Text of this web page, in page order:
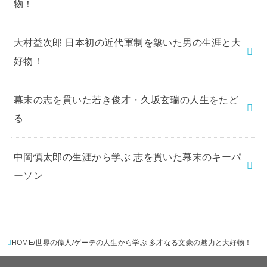
物！
大村益次郎 日本初の近代軍制を築いた男の生涯と大
好物！
幕末の志を貫いた若き俊才・久坂玄瑞の人生をたど
る
中岡慎太郎の生涯から学ぶ 志を貫いた幕末のキーパ
ーソン
HOME 世界の偉人 ゲーテの人生から学ぶ 多才なる文豪の魅力と大好物！